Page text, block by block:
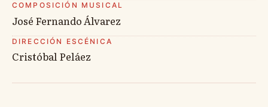
COMPOSICIÓN MUSICAL
José Fernando Álvarez
DIRECCIÓN ESCÉNICA
Cristóbal Peláez